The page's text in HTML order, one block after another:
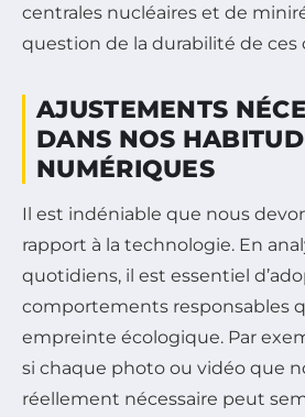
centrales nucléaires et de
question de la durabilité de ces
AJUSTEMENTS
DANS NOS
NUMÉRIQUES
Il est indéniable que nous
rapport à la technologie. En
quotidiens, il est essentiel
comportements responsables
empreinte écologique. Par
si chaque photo ou vidéo que
réellement nécessaire peut